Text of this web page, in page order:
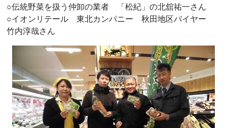
○伝統野菜を扱う仲卸の業者 「松紀」の北舘祐一さん
○イオンリテール 東北カンパニー 秋田地区バイヤー
竹内淳哉さん